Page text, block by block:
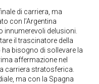
di carriera, ma
con l’Argentina
innumerevoli delusioni.
il trascinatore della
ha bisogno di sollevare la
affermazione nel
carriera stratosferica.
ma con la Spagna